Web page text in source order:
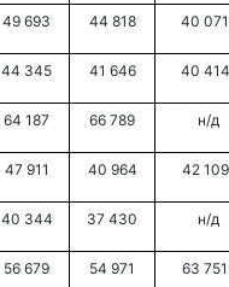
49 693 44 818 40
44 345 41 646 40
64 187 66 789 н/д
47 911 40 964 42
40 344 37 430 н/д
56 679 54 971 63